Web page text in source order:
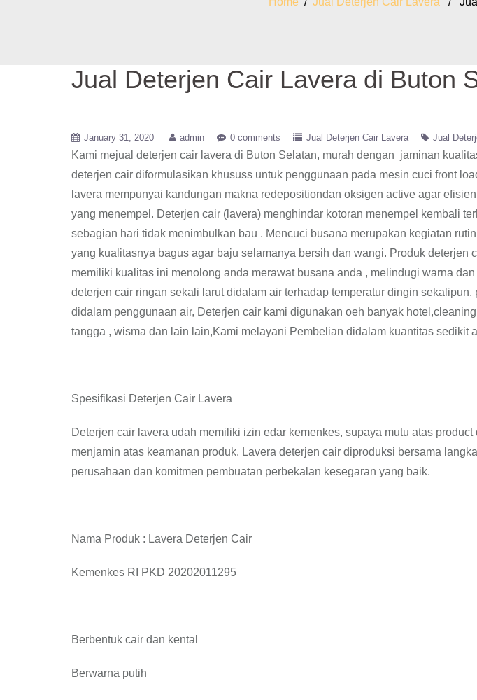
Jual Deterjen Cair Lavera di Buton
January 31, 2020 admin 0 comments Jual Deterjen Cair Lavera Jual
Kami mejual deterjen cair lavera di Buton Selatan, murah dengan jaminan
deterjen cair diformulasikan khususs untuk penggunaan pada mesin cuci front
lavera mempunyai kandungan makna redepositiondan oksigen active agar
yang menempel. Deterjen cair (lavera) menghindar kotoran menempel kembali
sebagian hari tidak menimbulkan bau . Mencuci busana merupakan kegiatan
yang kualitasnya bagus agar baju selamanya bersih dan wangi. Produk deterjen
memiliki kualitas ini menolong anda merawat busana anda , melindugi warna
deterjen cair ringan sekali larut didalam air terhadap temperatur dingin
didalam penggunaan air, Deterjen cair kami digunakan oeh banyak
tangga , wisma dan lain lain,Kami melayani Pembelian didalam kuantitas sedikit
Spesifikasi Deterjen Cair Lavera
Deterjen cair lavera udah memiliki izin edar kemenkes, supaya mutu atas
menjamin atas keamanan produk. Lavera deterjen cair diproduksi bersama
perusahaan dan komitmen pembuatan perbekalan kesegaran yang baik.
Nama Produk : Lavera Deterjen Cair
Kemenkes RI PKD 20202011295
Berbentuk cair dan kental
Berwarna putih